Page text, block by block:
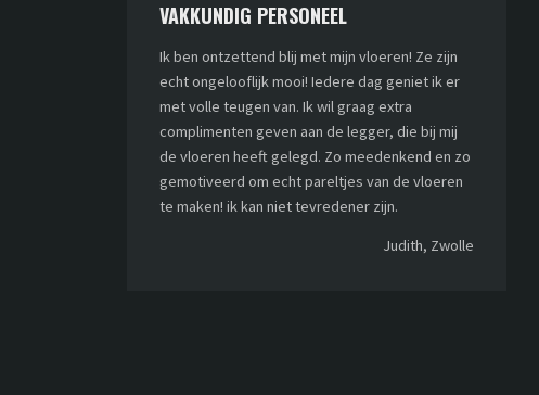
VAKKUNDIG PERSONEEL
Ik ben ontzettend blij met mijn vloeren! Ze zijn
echt ongelooflijk mooi! Iedere dag geniet ik er
met volle teugen van. Ik wil graag extra
complimenten geven aan de legger, die bij mij
de vloeren heeft gelegd. Zo meedenkend en zo
gemotiveerd om echt pareltjes van de vloeren
te maken! ik kan niet tevredener zijn.
Judith, Zwolle